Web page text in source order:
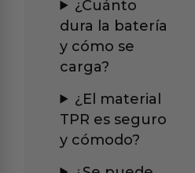
¿Cuánto
dura la batería
y cómo se
carga?
¿El material
TPR es seguro
y cómodo?